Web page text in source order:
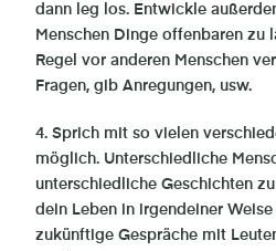
dann leg los. Entwickle
Menschen Dinge offenbaren zu
Regel vor anderen Menschen
Fragen, gib Anregungen, usw.
4. Sprich mit so vielen
möglich. Unterschiedliche
unterschiedliche Geschichten
dein Leben in irgendeiner
zukünftige Gespräche mit